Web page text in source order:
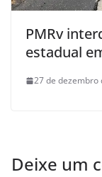
PMRv
estadual
27 de dezembro
Deixe um